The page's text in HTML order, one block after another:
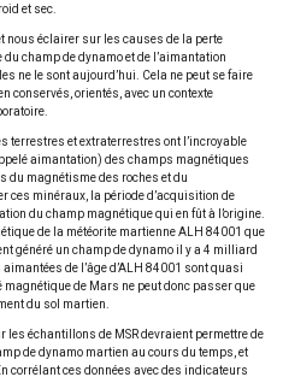
et sec.
nous éclairer sur les causes de la perte
champ de dynamo et de l’aimantation
ne le sont aujourd’hui. Cela ne peut se faire
conservés, orientés, avec un contexte
terrestres et extraterrestres ont l’incroyable
aimantation) des champs magnétiques
du magnétisme des roches et du
ces minéraux, la période d’acquisition de
du champ magnétique qui en fût à l’origine.
de la météorite martienne ALH 84001 que
généré un champ de dynamo il y a 4 milliard
de l’âge d’ALH 84001 sont quasi
de Mars ne peut donc passer que
du sol martien.
échantillons de MSR devraient permettre de
de dynamo martien au cours du temps, et
corrélant ces données avec des indicateurs